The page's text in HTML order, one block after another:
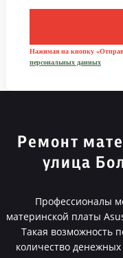
Нажимая на кнопку
персональных данных
Ремонт
улица
Профессионалы
материнской платы
Такая возможность
количество